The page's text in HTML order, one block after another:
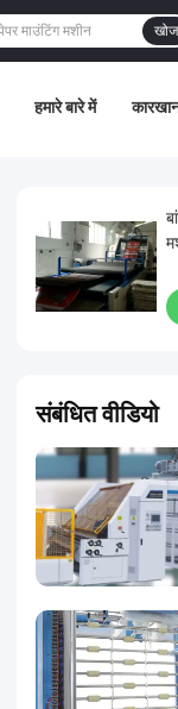
खोज
हमारे बारे में
संबंधित वीडियो